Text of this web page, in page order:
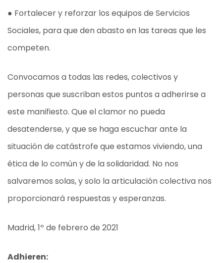
● Fortalecer y reforzar los equipos de Servicios
Sociales, para que den abasto en las tareas que les
competen.
Convocamos a todas las redes, colectivos y
personas que suscriban estos puntos a adherirse a
este manifiesto. Que el clamor no pueda
desatenderse, y que se haga escuchar ante la
situación de catástrofe que estamos viviendo, una
ética de lo común y de la solidaridad. No nos
salvaremos solas, y solo la articulación colectiva nos
proporcionará respuestas y esperanzas.
Madrid, 1º de febrero de 2021
Adhieren: